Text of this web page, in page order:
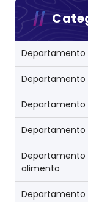
Departamento
Departamento
alimento